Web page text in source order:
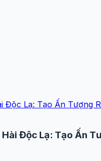
Độc Lạ: Tạo Ấn Tượng
Độc Lạ: Tạo Ấn